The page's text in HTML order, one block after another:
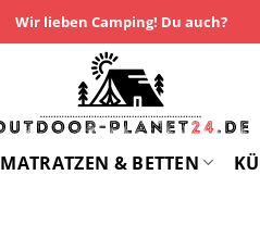
Wir lieben Camping! Du auch?
MATRATZEN & BETTEN